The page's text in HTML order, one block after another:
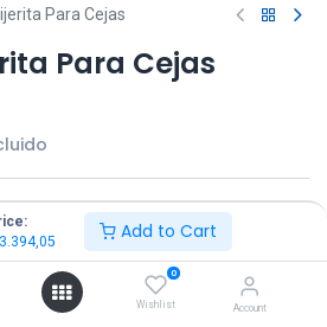
3.394,05 Add to Cart
0
Wishlist Account
Para Cejas
Para Cejas
Comprar ya!